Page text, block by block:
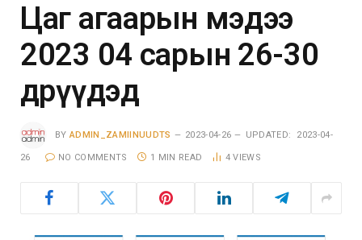
Цаг агаарын мэдээ
2023 04 сарын 26-30
өдрүүдэд
BY ADMIN_ZAMIINUUDTS 2023-04-26 UPDATED: 2023-04-
26 NO COMMENTS 1 MIN READ 4VIEWS